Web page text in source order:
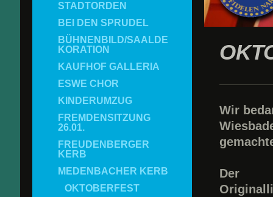
Wir
Der
STADTORDEN
BEI DEN SPRUDEL
BÜHNENBILD/SAALDE
KORATION
KAUFHOF GALLERIA
ESWE CHOR
KINDERUMZUG
FREMDENSITZUNG
26.01.
FREUDENBERGER
KERB
MEDENBACHER KERB
OKTOBERFEST